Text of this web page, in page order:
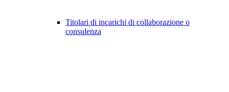
Titolari di incarichi di collaborazione o
consulenza